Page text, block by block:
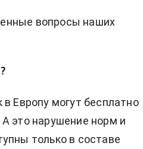
вопросы наших
Европу могут бесплатно
это нарушение норм и
только в составе